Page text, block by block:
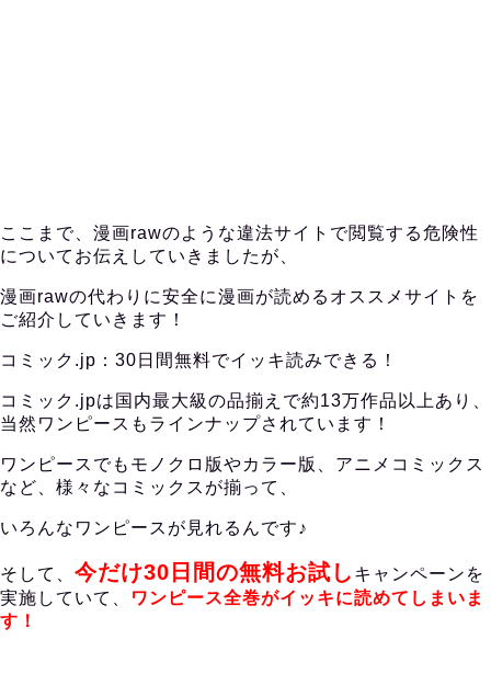
ここまで、漫画rawのような違法サイトで閲覧する危険性
についてお伝えしていきましたが、
漫画rawの代わりに安全に漫画が読めるオススメサイトを
ご紹介していきます！
コミック.jp：30日間無料でイッキ読みできる！
コミック.jpは国内最大級の品揃えで約13万作品以上あり、
当然ワンピースもラインナップされています！
ワンピースでもモノクロ版やカラー版、アニメコミックス
など、様々なコミックスが揃って、
いろんなワンピースが見れるんです♪
そして、 今だけ30日間の無料お試し キャンペーンを
実施していて、
ワンピース全巻がイッキに読めてしまいま
す！